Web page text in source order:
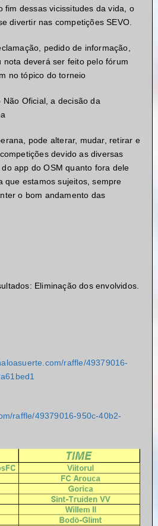
fim dessas vicissitudes da vida, o
divertir nas competições SEVO.
pedido de informação,
deverá ser feito pelo fórum
no tópico do torneio
Oficial, a decisão da
pode alterar, mudar, retirar e
devido as diversas
app do OSM quanto fora dele
que estamos sujeitos, sempre
o bom andamento das
Eliminação dos envolvidos.
raffle/49379016-
raffle/49379016-950c-40b2-